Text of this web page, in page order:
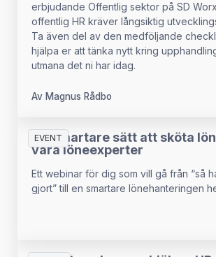
erbjudande Offentlig sektor på SD
offentlig HR kräver långsiktig
Ta även del av den medföljande
hjälpa er att tänka nytt kring
utmana det ni har idag.
Av Magnus Rådbo
EVENT
Ett smartare sätt att sköta
våra löneexperter
Ett webinar för dig som vill gå från “så
gjort” till en smartare lönehanteringen